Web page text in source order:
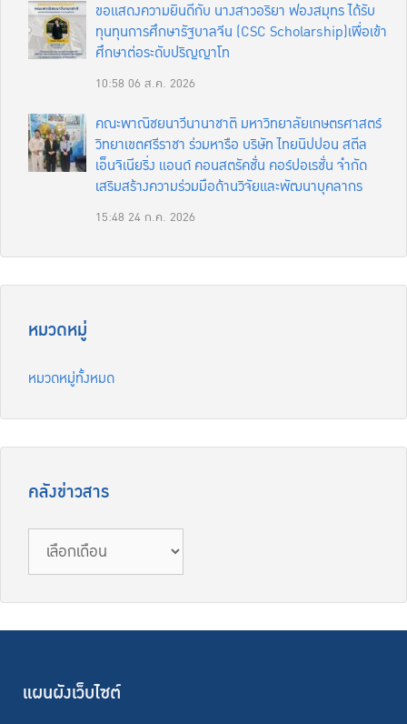
ขอแสดงความยินดีกับ นางสาวอริยา ฟองสมุทร ได้รับ
ทุนทุนการศึกษารัฐบาลจีน (CSC Scholarship)เพื่อเข้า
ศึกษาต่อระดับปริญญาโท
10:58 06 ส.ค. 2026
คณะพาณิชยนาวีนานาชาติ มหาวิทยาลัยเกษตรศาสตร์
วิทยาเขตศรีราชา ร่วมหารือ บริษัท ไทยนิปปอน สตีล
เอ็นจิเนียริ่ง แอนด์ คอนสตรัคชั่น คอร์ปอเรชั่น จำกัด
เสริมสร้างความร่วมมือด้านวิจัยและพัฒนาบุคลากร
15:48 24 ก.ค. 2026
หมวดหมู่
หมวดหมู่ทั้งหมด
คลังข่าวสาร
ข่าวสาร
แผนผังเว็บไซต์